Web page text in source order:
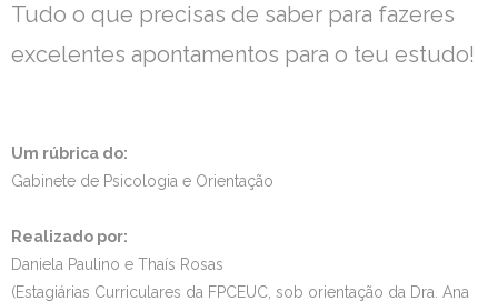
SPO
Tudo o que precisas de saber para fazeres
excelentes apontamentos para o teu estudo!
Um rúbrica do:
Gabinete de Psicologia e Orientação
Realizado por:
Daniela Paulino e Thaís Rosas
(Estagiárias Curriculares da FPCEUC, sob orientação da Dra. Ana